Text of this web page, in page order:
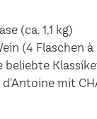
(ca. 1,1 kg)
(4 Flaschen à
beliebte
mit